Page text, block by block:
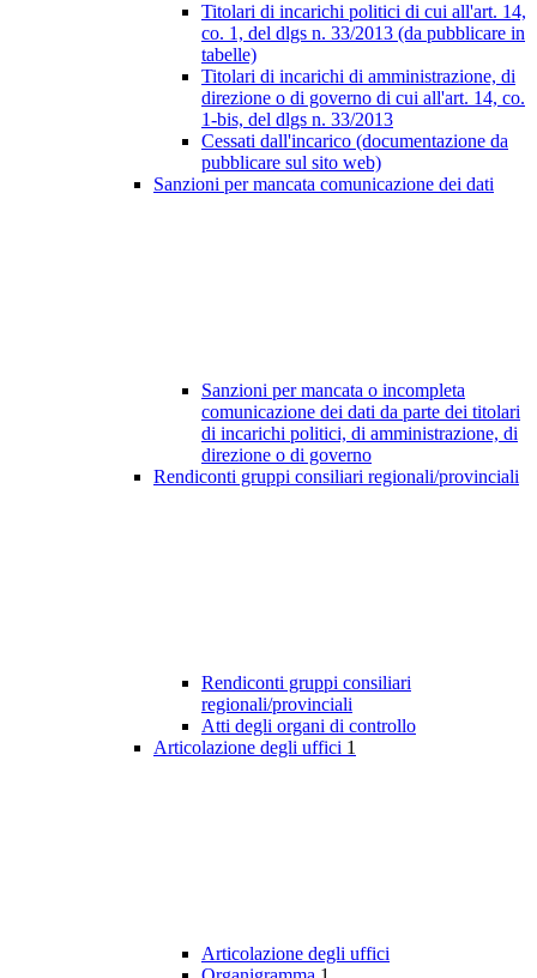
Titolari di incarichi politici di cui all'art. 14,
co. 1, del dlgs n. 33/2013 (da pubblicare in
tabelle)
Titolari di incarichi di amministrazione, di
direzione o di governo di cui all'art. 14, co.
1-bis, del dlgs n. 33/2013
Cessati dall'incarico (documentazione da
pubblicare sul sito web)
Sanzioni per mancata comunicazione dei dati
Sanzioni per mancata o incompleta
comunicazione dei dati da parte dei titolari
di incarichi politici, di amministrazione, di
direzione o di governo
Rendiconti gruppi consiliari regionali/provinciali
Rendiconti gruppi consiliari
regionali/provinciali
Atti degli organi di controllo
Articolazione degli uffici 1
Articolazione degli uffici